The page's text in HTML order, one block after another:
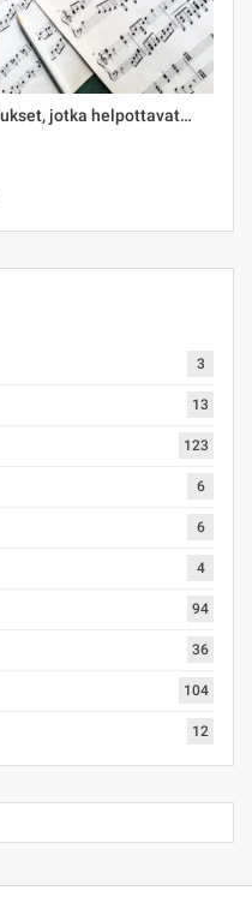
jotka helpottavat…
3
13
123
6
6
4
94
36
104
12